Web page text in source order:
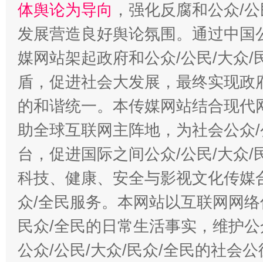
体舆论为导向 ，强化反腐和公众/
发展营造良好舆论氛围。通过中
媒网站架起政府和公众/公民/大众/
盾，促进社会大发展，最终实现
的和谐统一。本传媒网站结合现
助全球互联网主阵地，为社会公
台，促进国际之间公众/公民/大众/
科技、健康、安全与影视文化传
众/全民服务。本网站以互联网网
民众/全民的日常生活事实，维护
公众/公民/大众/民众/全民的社会公